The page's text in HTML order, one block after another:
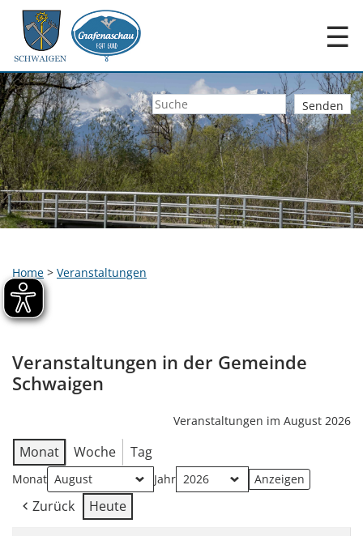
☰
Home > Veranstaltungen
Veranstaltungen in der Gemeinde
Schwaigen
Veranstaltungen im August 2026
Monat Woche Tag
Monat Jahr
Zurück Heute